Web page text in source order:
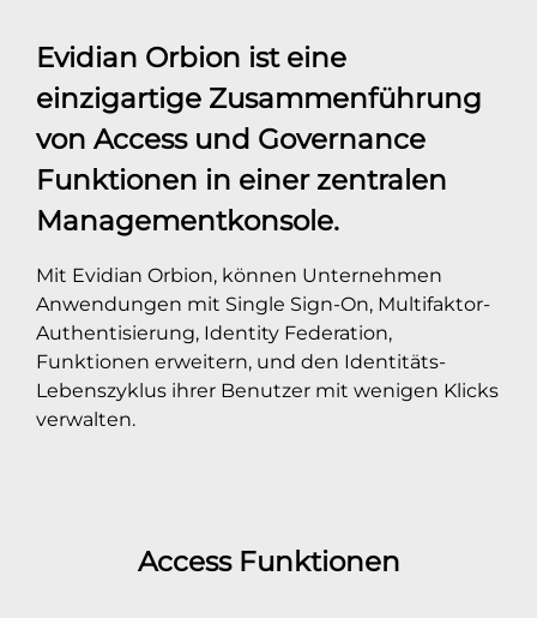
Evidian Orbion ist eine
einzigartige Zusammenführung
von Access und Governance
Funktionen in einer zentralen
Managementkonsole.
Mit Evidian Orbion, können Unternehmen
Anwendungen mit Single Sign-On, Multifaktor-
Authentisierung, Identity Federation,
Funktionen erweitern, und den Identitäts-
Lebenszyklus ihrer Benutzer mit wenigen Klicks
verwalten.
Access Funktionen